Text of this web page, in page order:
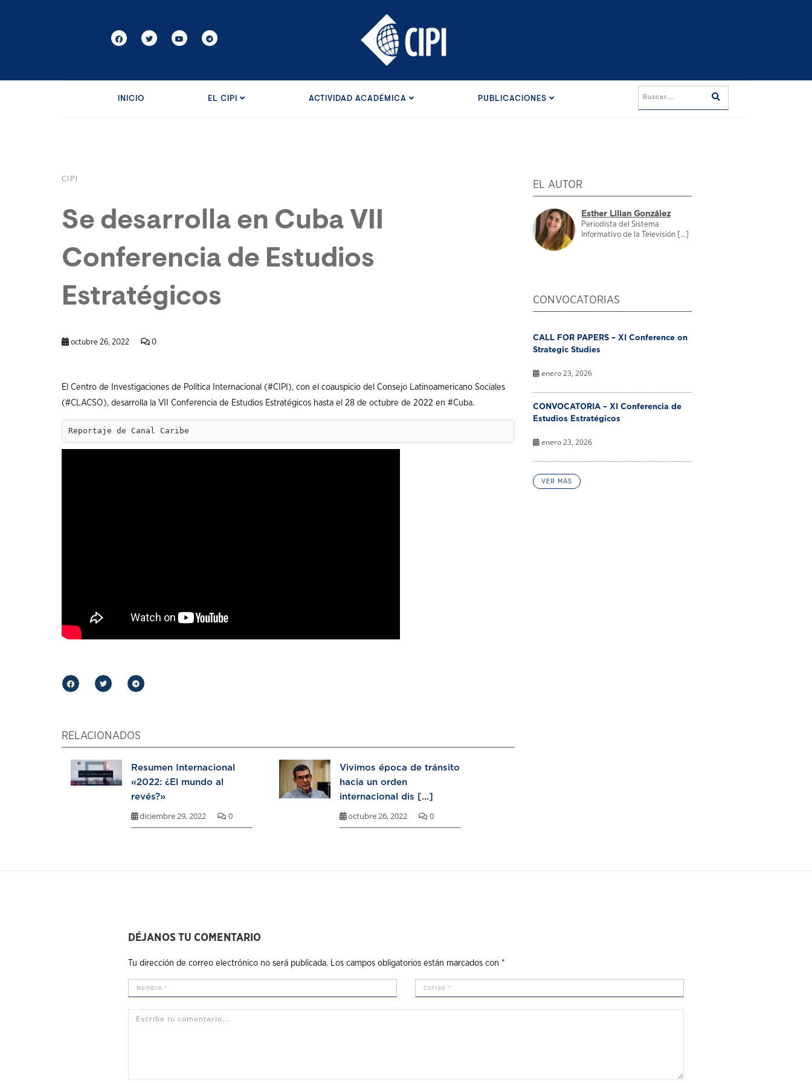
INICIO EL CIPI ACTIVIDAD ACADÉMICA PUBLICACIONES
CIPI
Se desarrolla en Cuba VII
Conferencia de Estudios
Estratégicos
octubre 26, 2022 0
El Centro de Investigaciones de Política Internacional (#CIPI ), con el coauspicio del Consejo Latinoamericano Sociales
(#CLACSO), desarrolla la VII Conferencia de Estudios Estratégicos hasta el 28 de octubre de 2022 en #Cuba.
Reportaje de Canal Caribe
RELACIONADOS
Resumen Internacional
«2022: ¿El mundo al
revés?»
diciembre 29, 2022 0
Vivimos época de tránsito
hacia un orden
internacional dis [...]
octubre 26, 2022 0
EL AUTOR
Esther Lilian González
Periodista del Sistema
Informativo de la Televisión [...]
CONVOCATORIAS
CALL FOR PAPERS – XI Conference on
Strategic Studies
enero 23, 2026
CONVOCATORIA – XI Conferencia de
Estudios Estratégicos
enero 23, 2026
VER MÁS
DÉJANOS TU COMENTARIO
Tu dirección de correo electrónico no será publicada. Los campos obligatorios están marcados con *